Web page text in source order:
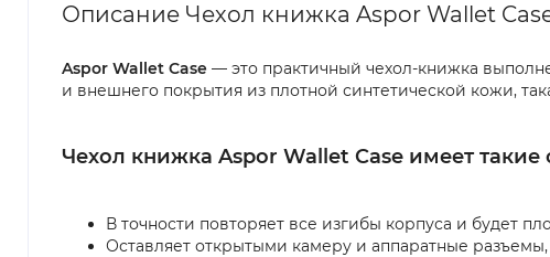
Описание Чехол книжка Aspor Wallet
Aspor Wallet Case — это практичный чехол-книжка
и внешнего покрытия из плотной синтетической кожи,
Чехол книжка Aspor Wallet Case имеет
В точности повторяет все изгибы корпуса и будет
Оставляет открытыми камеру и аппаратные